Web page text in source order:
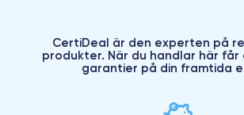
CertiDeal är den experten på
produkter. När du handlar här får
garantier på din framtida